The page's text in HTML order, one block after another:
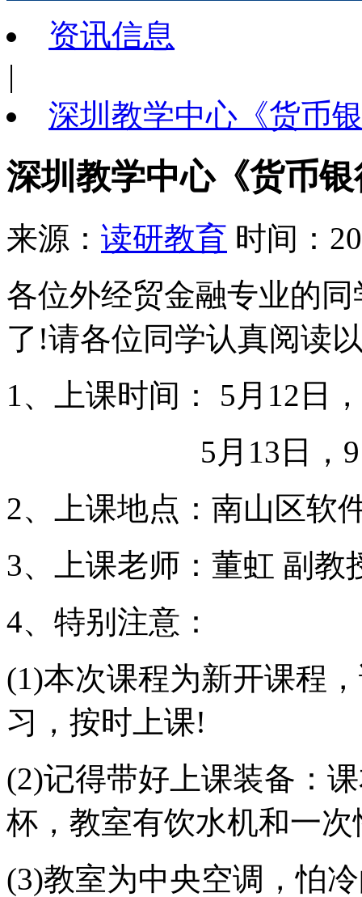
资讯信息
|
深圳教学中心《货币
深圳教学中心《货币
来源： 读研教育 时间：
各位外经贸金融专业的
了!请各位同学认真阅读
1、上课时间： 5月12日
5月13日，9:00
2、上课地点：南山区软
3、上课老师：董虹 副教
4、特别注意：
(1)本次课程为新开课程
习，按时上课!
(2)记得带好上课装备：
杯，教室有饮水机和一
(3)教室为中央空调，怕